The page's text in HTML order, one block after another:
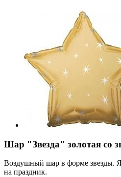
Шар "Звезда" золотая со
Воздушный шар в форме звезды.
на праздник.